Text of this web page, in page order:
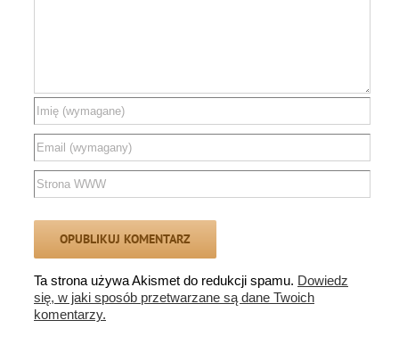
Ta strona używa Akismet do redukcji spamu. Dowiedz
się, w jaki sposób przetwarzane są dane Twoich
komentarzy.